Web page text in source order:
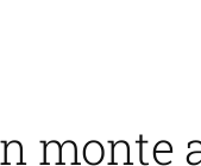
monte